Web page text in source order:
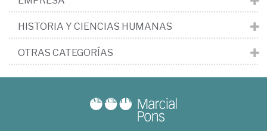
HISTORIA Y CIENCIAS HUMANAS
OTRAS CATEGORÍAS